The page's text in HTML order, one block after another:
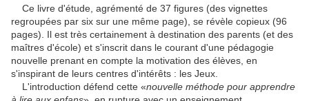
Ce livre d'étude, agrémenté de 37 figures (des vignettes
regroupées par six sur une même page), se révèle copieux (96
pages). Il est très certainement à destination des parents (et des
maîtres d'école) et s'inscrit dans le courant d'une pédagogie
nouvelle prenant en compte la motivation des élèves, en
s'inspirant de leurs centres d'intérêts : les Jeux.
L'introduction défend cette «nouvelle méthode pour apprendre